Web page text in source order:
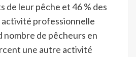
de leur pêche et 46 % des
activité professionnelle
nombre de pêcheurs en
une autre activité